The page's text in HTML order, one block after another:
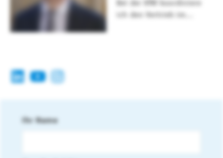
Bei der KfW koordiniere
ich den Vertrieb im...
Ihr Name